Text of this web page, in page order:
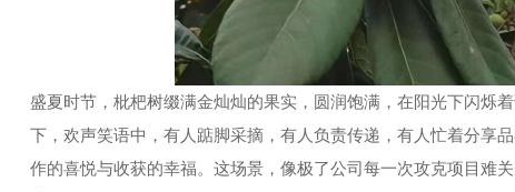
盛夏时节，枇杷树缀满金灿灿的果实，圆润饱满，在阳光下闪烁
下，欢声笑语中，有人踮脚采摘，有人负责传递，有人忙着分享
作的喜悦与收获的幸福。这场景，像极了公司每一次攻克项目难